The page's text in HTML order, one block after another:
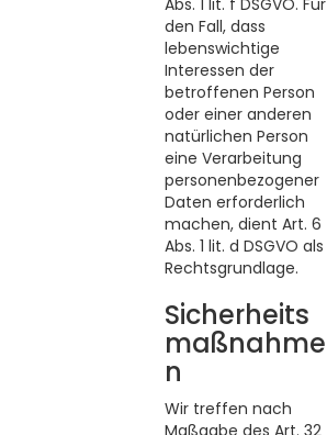
Abs. 1 lit. f DSGVO. Für
den Fall, dass
lebenswichtige
Interessen der
betroffenen Person
oder einer anderen
natürlichen Person
eine Verarbeitung
personenbezogener
Daten erforderlich
machen, dient Art. 6
Abs. 1 lit. d DSGVO als
Rechtsgrundlage.
Sicherheits
maßnahme
n
Wir treffen nach
Maßgabe des Art. 32